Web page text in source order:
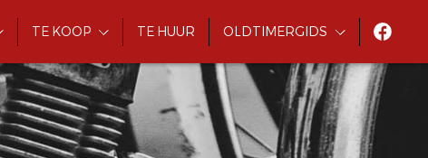
TE KOOP TE HUUR OLDTIMERGIDS